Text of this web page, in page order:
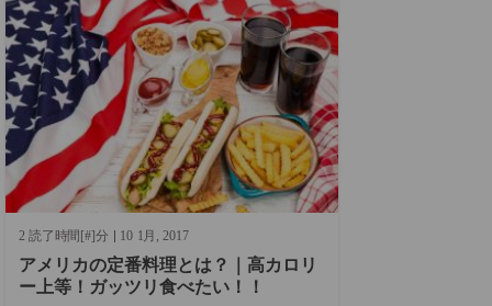
2 読了時間[#]分 10 1月 2017
アメリカの定番料理とは？｜高カロリ
ー上等！ガッツリ食べたい！！